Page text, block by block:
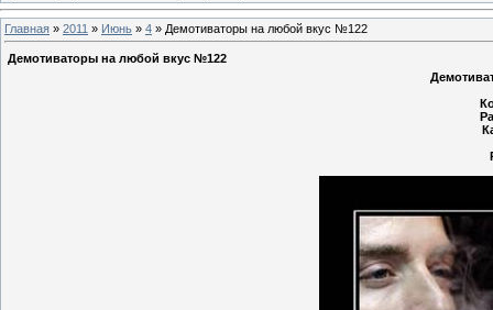
Главная » 2011 » Июнь » 4 » Демотиваторы на любой вкус №122
Демотиваторы на любой вкус №122